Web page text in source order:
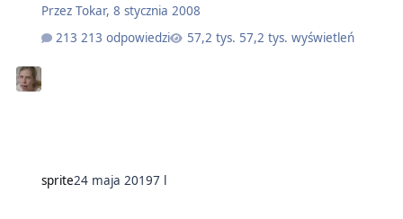
Przez Tokar, 8 stycznia 2008
213 odpowiedzi
57,2 tys. wyświetleń
sprite24 maja 20197 l